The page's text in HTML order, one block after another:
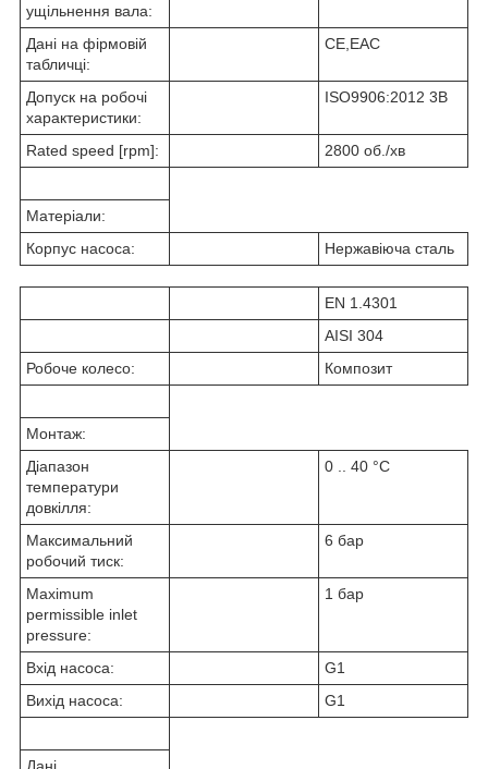
ущільнення вала:
Дані на фірмовій
табличці:
CE,EAC
Допуск на робочі
характеристики:
ISO9906:2012 3B
Rated speed [rpm]: 2800 об./хв
Матеріали:
Корпус насоса:
Нержавіюча сталь
EN 1.4301
AISI 304
Робоче колесо:
Композит
Монтаж:
Діапазон
температури
довкілля:
0 .. 40 °C
Максимальний
робочий тиск:
6 бар
Maximum
permissible inlet
pressure:
1 бар
Вхід насоса:
G1
Вихід насоса:
G1
Дані